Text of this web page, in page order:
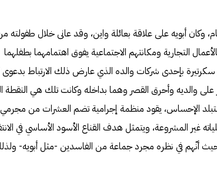
وكان أبويه على علاقة بعائلة واين، وقد عانى خلال طفولته
التجارية ومكانتهم الاجتماعية يفوق اهتمامهما بطفلهما
بإحدى شركات والده الذي عارض ذلك الارتباط بدعوى
على والديه وأحرق القصر وهما بداخله وكانت تلك هي النقطة
الإحساس، يقود منظمة إجرامية تضم العشرات من مجرمي
غير المشروعة، ويتمثل هدف القناع الأسود الأساسي في
أنّهم في نظره مجرد جماعة من الفاسدين -مثل أبويه-